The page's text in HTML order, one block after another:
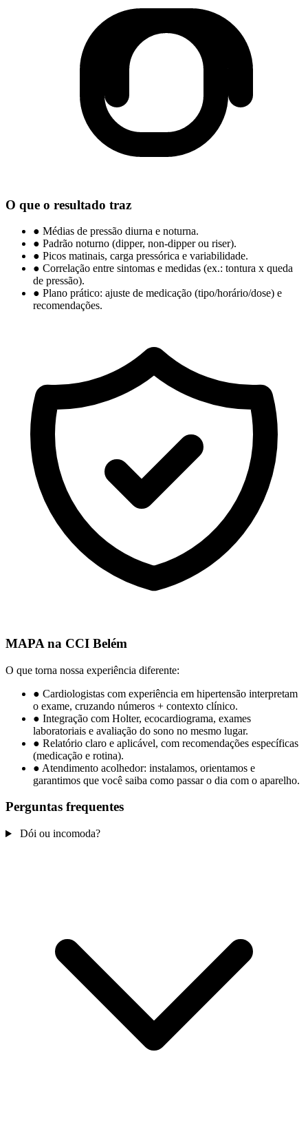
O que o resultado traz
● Médias de pressão diurna e noturna.
● Padrão noturno (dipper, non-dipper ou riser).
● Picos matinais, carga pressórica e variabilidade.
● Correlação entre sintomas e medidas (ex.: tontura x queda
de pressão).
● Plano prático: ajuste de medicação (tipo/horário/dose) e
recomendações.
MAPA na CCI Belém
O que torna nossa experiência diferente:
● Cardiologistas com experiência em hipertensão interpretam
o exame, cruzando números + contexto clínico.
● Integração com Holter, ecocardiograma, exames
laboratoriais e avaliação do sono no mesmo lugar.
● Relatório claro e aplicável, com recomendações específicas
(medicação e rotina).
● Atendimento acolhedor: instalamos, orientamos e
garantimos que você saiba como passar o dia com o aparelho.
Perguntas frequentes
Dói ou incomoda?